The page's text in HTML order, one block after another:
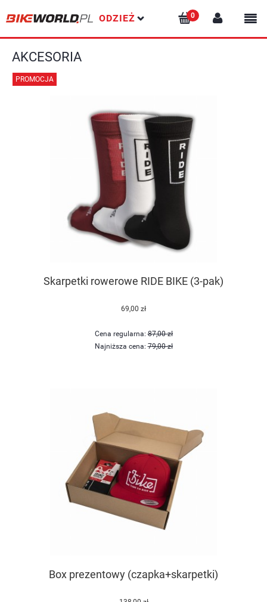
ODZIEŻ
AKCESORIA
Skarpetki rowerowe RIDE BIKE (3-pak)
69,00 zł
Cena regularna:87,00 zł
Najniższa cena:79,00 zł
PROMOCJA
Box prezentowy (czapka+skarpetki)